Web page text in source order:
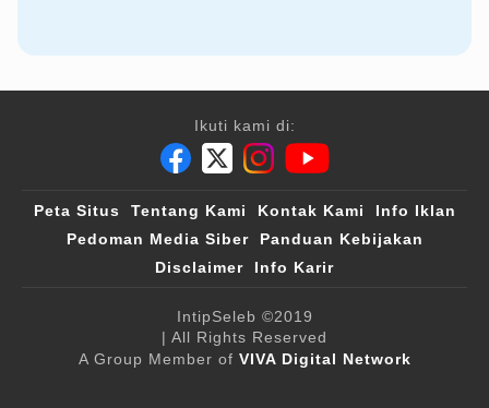
Ikuti kami di:
Peta Situs Tentang Kami Kontak Kami
Info Iklan
Pedoman Media Siber
Panduan Kebijakan
Disclaimer
Info Karir
IntipSeleb ©2019
| All Rights Reserved
A Group Member of VIVA Digital Network